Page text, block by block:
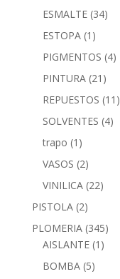
ESMALTE (34)
ESTOPA (1)
PIGMENTOS (4)
PINTURA (21)
REPUESTOS (11)
SOLVENTES (4)
trapo (1)
VASOS (2)
VINILICA (22)
PISTOLA (2)
PLOMERIA (345)
AISLANTE (1)
BOMBA (5)